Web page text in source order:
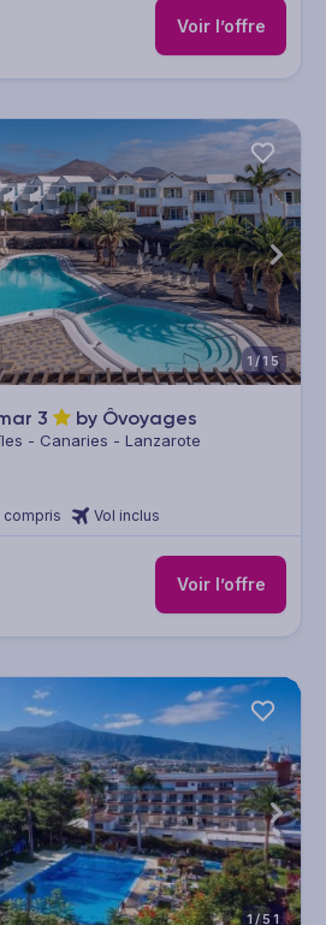
Voir l’offre
1/15
3 by Ôvoyages
- Canaries - Lanzarote
compris Vol inclus
Voir l’offre
1/51